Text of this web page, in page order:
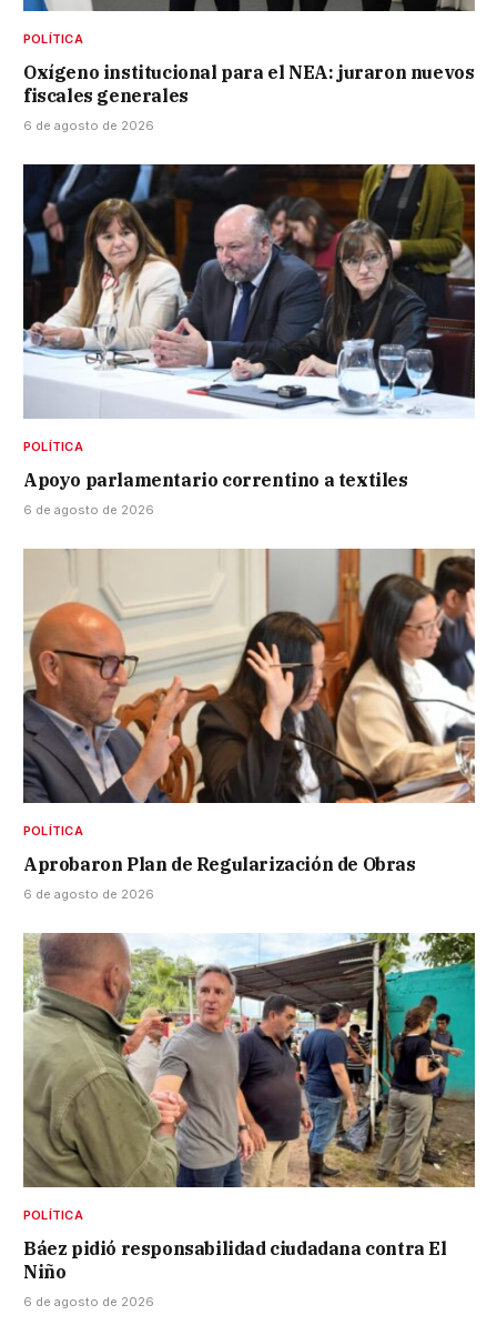
POLÍTICA
Oxígeno institucional para el NEA: juraron nuevos
fiscales generales
6 de agosto de 2026
POLÍTICA
Apoyo parlamentario correntino a textiles
6 de agosto de 2026
POLÍTICA
Aprobaron Plan de Regularización de Obras
6 de agosto de 2026
POLÍTICA
Báez pidió responsabilidad ciudadana contra El
Niño
6 de agosto de 2026